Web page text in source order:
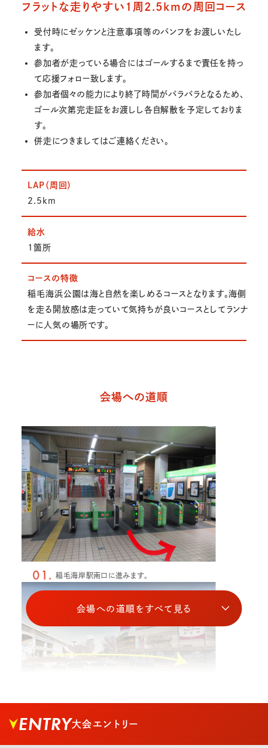
フラットな走りやすい1周2.5kmの周回コース
受付時にゼッケンと注意事項等のパンフをお渡しいたし
ます。
参加者が走っている場合にはゴールするまで責任を持っ
て応援フォロー致します。
参加者個々の能力により終了時間がバラバラとなるため、
ゴール次第完走証をお渡しし各自解散を予定しておりま
す。
併走につきましてはご連絡ください。
LAP（周回）
2.5km
給水
1箇所
コースの特徴
稲毛海浜公園は海と自然を楽しめるコースとなります。海側
を走る開放感は走っていて気持ちが良いコースとしてランナ
ーに人気の場所です。
会場への道順
01. 稲毛海岸駅南口に進みます。
02. 2番バス乗り場の方に進みます。※バスでお越し
の場合稲毛海岸入り口で下車します。
会場への道順をすべて見る
ENTRY大会エントリー